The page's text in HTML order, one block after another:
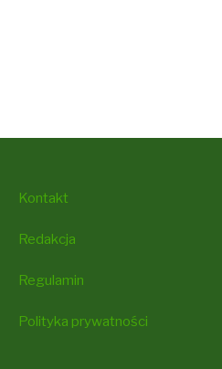
Kontakt
Redakcja
Regulamin
Polityka prywatności